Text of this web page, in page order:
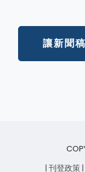
讓新聞
| 刊登政策